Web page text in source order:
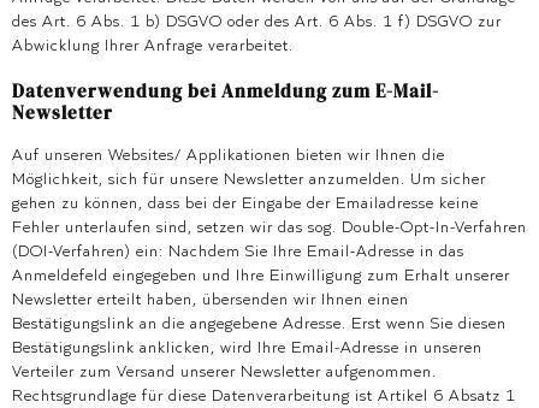
des Art. 6 Abs. 1 b) DSGVO oder des Art. 6 Abs. 1 f) DSGVO zur
Abwicklung Ihrer Anfrage verarbeitet.
Datenverwendung bei Anmeldung zum E-Mail-
Newsletter
Auf unseren Websites/ Applikationen bieten wir Ihnen die
Möglichkeit, sich für unsere Newsletter anzumelden. Um sicher
gehen zu können, dass bei der Eingabe der Emailadresse keine
Fehler unterlaufen sind, setzen wir das sog. Double-Opt-In-Verfahren
(DOI-Verfahren) ein: Nachdem Sie Ihre Email-Adresse in das
Anmeldefeld eingegeben und Ihre Einwilligung zum Erhalt unserer
Newsletter erteilt haben, übersenden wir Ihnen einen
Bestätigungslink an die angegebene Adresse. Erst wenn Sie diesen
Bestätigungslink anklicken, wird Ihre Email-Adresse in unseren
Verteiler zum Versand unserer Newsletter aufgenommen.
Rechtsgrundlage für diese Datenverarbeitung ist Artikel 6 Absatz 1